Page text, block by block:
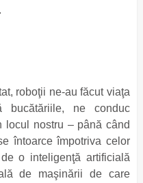
.
roboţii ne-au făcut viaţa
bucătăriile, ne conduc
locul nostru – până când
întoarce împotriva celor
o inteligenţă artificială
de maşinării de care